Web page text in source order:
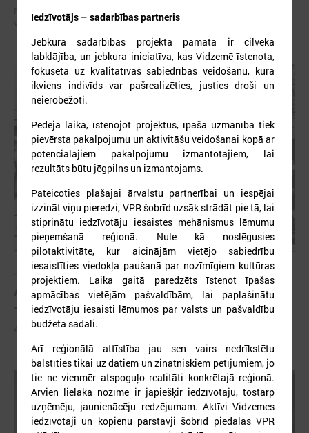
Notiks Kraukļa piemiņas basketbola turnīrs bērniem, amatieriem un
veterāniem
2026. gada 21. aprīlis
Aizvadīta 5. jubilejas konference “Tautas sapulcei
– 36”
Aizvadīta 5. jubilejas konference “Tautas sapulcei – 36”
Iedzīvotājs – sadarbības partneris
Jebkura sadarbības projekta pamatā ir cilvēka
labklājība, un jebkura iniciatīva, kas Vidzemē īstenota,
fokusēta uz kvalitatīvas sabiedrības veidošanu, kurā
ikviens indivīds var pašrealizēties, justies droši un
neierobežoti.
Pēdējā laikā, īstenojot projektus, īpaša uzmanība tiek
pievērsta pakalpojumu un aktivitāšu veidošanai kopā ar
potenciālajiem pakalpojumu izmantotājiem, lai
rezultāts būtu jēgpilns un izmantojams.
Pateicoties plašajai ārvalstu partnerībai un iespējai
izzināt viņu pieredzi, VPR šobrīd uzsāk strādāt pie tā, lai
stiprinātu iedzīvotāju iesaistes mehānismus lēmumu
pieņemšanā reģionā. Nule kā noslēgusies
pilotaktivitāte, kur aicinājām vietējo sabiedrību
iesaistīties viedokļa paušanā par nozīmīgiem kultūras
projektiem. Laika gaitā paredzēts īstenot īpašas
apmācības vietējām pašvaldībām, lai paplašinātu
iedzīvotāju iesaisti lēmumos par valsts un pašvaldību
budžeta sadali.
Arī reģionālā attīstība jau sen vairs nedrīkstētu
balstīties tikai uz datiem un zinātniskiem pētījumiem, jo
tie ne vienmēr atspoguļo realitāti konkrētajā reģionā.
Arvien lielāka nozīme ir jāpiešķir iedzīvotāju, tostarp
uzņēmēju, jaunienācēju redzējumam. Aktīvi Vidzemes
iedzīvotāji un kopienu pārstāvji šobrīd piedalās VPR